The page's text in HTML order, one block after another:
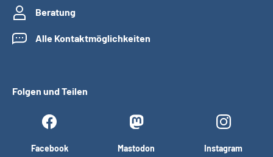
Beratung
Alle Kontaktmöglichkeiten
Folgen und Teilen
Facebook Mastodon Instagram